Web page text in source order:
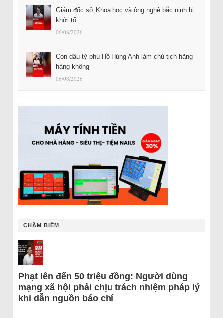
Giám đốc sở Khoa học và ông nghệ bắc ninh bị
khởi tố
06/08/2026
Con dâu tỷ phú Hồ Hùng Anh làm chủ tịch hãng
hàng không
06/08/2026
CHÂM BIẾM
Phạt lên đến 50 triệu đồng: Người dùng
mạng xã hội phải chịu trách nhiệm pháp lý
khi dẫn nguồn báo chí